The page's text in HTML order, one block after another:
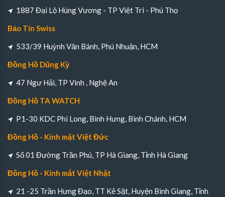
1887 Đại Lộ Hùng Vương - TP Việt Trì - Phú Thọ
Bảo Tín Swiss
533/39 Huỳnh Văn Bánh, Phú Nhuận, HCM
Đồng Hồ Dũng Kỳ
47 Ngư Hải, TP Vinh , Nghệ An
Đồng Hồ TA WATCH
P1-30 KDC Phi Long, Bình Hưng, Bình Chánh, HCM
Đồng Hồ - Kính mặt Việt Đức
Số 01 Đường Trần Phú, TP Hà Giang, Tỉnh Hà Giang
Đồng Hồ - Kính mắt Việt Nhật
21 -25 Trần Hưng Đạo, TT Kẻ Sặt, Huyện Bình Giang, Tỉnh